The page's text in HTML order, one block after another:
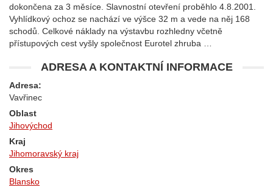
dokončena za 3 měsíce. Slavnostní otevření proběhlo 4.8.2001.
Vyhlídkový ochoz se nachází ve výšce 32 m a vede na něj 168
schodů. Celkové náklady na výstavbu rozhledny včetně
přístupových cest vyšly společnost Eurotel zhruba …
ADRESA A KONTAKTNÍ INFORMACE
Adresa:
Vavřinec
Oblast
Jihovýchod
Kraj
Jihomoravský kraj
Okres
Blansko